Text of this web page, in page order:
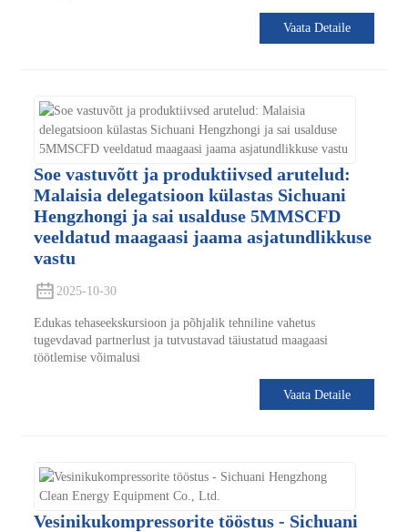
Vaata Detaile
Soe vastuvõtt ja produktiivsed arutelud:
Malaisia ​​delegatsioon külastas Sichuani
Hengzhongi ja sai usalduse 5MMSCFD
veeldatud maagaasi jaama asjatundlikkuse
vastu
2025-10-30
Edukas tehaseekskursioon ja põhjalik tehniline vahetus
tugevdavad partnerlust ja tutvustavad täiustatud maagaasi
töötlemise võimalusi
Vaata Detaile
Vesinikukompressorite tööstus - Sichuani